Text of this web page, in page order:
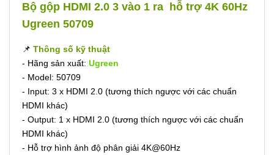
Bộ gộp HDMI 2.0 3 vào 1 ra hỗ trợ 4K 60Hz
Ugreen 50709
📌 Thông số kỹ thuật
- Hãng sản xuất: Ugreen
- Model: 50709
- Input: 3 x HDMI 2.0 (tương thích ngược với các chuẩn
HDMI khác)
- Output: 1 x HDMI 2.0 (tương thích ngược với các chuẩn
HDMI khác)
- Hỗ trợ hình ảnh độ phân giải 4K@60Hz